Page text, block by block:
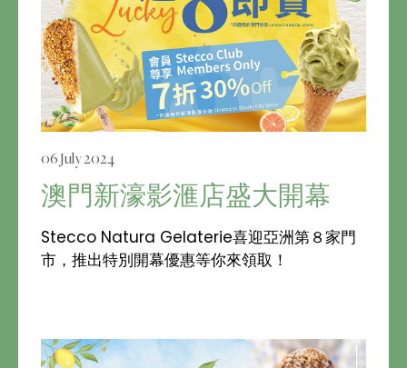
06 July 2024
澳門新濠影滙店盛大開幕
Stecco Natura Gelaterie喜迎亞洲第８家門
市，推出特別開幕優惠等你來領取！